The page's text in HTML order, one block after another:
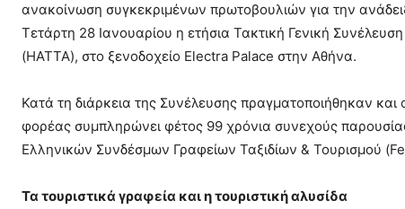
ανακοίνωση συγκεκριμένων πρωτοβουλιών για την
Τετάρτη 28 Ιανουαρίου η ετήσια Τακτική Γενική
(HATTA), στο ξενοδοχείο Electra Palace στην Αθήνα.
Κατά τη διάρκεια της Συνέλευσης πραγματοποιήθηκαν
φορέας συμπληρώνει φέτος 99 χρόνια συνεχούς
Ελληνικών Συνδέσμων Γραφείων Ταξιδίων & Τουρισμού
Τα τουριστικά γραφεία και η τουριστική αλυσίδα